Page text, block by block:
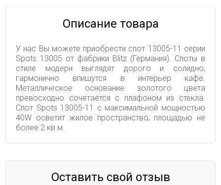
Описание товара
У нас Вы можете приобрести спот 13005-11 серии
Spots 13005 от фабрики Blitz (Германия). Споты в
стиле модерн выглядят дорого и солидно,
гармонично впишутся в интерьер кафе.
Металлическое основание золотого цвета
превосходно сочетается с плафоном из стекла.
Спот Spots 13005-11 с максимальной мощностью
40W осветит жилое пространство, площадью не
более 2 кв.м.
Оставить свой отзыв